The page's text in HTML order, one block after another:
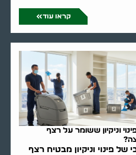
קראו עוד
וניקיון ששומר על רצף
של פינוי וניקיון מבטיח רצף